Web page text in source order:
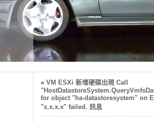
« VM ESXi 新增硬碟出現 Call
for object "ha-datastoresystem" on
"x.x.x.x" failed. 訊息